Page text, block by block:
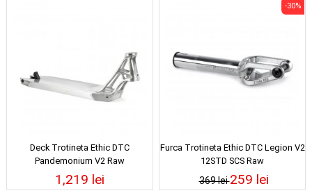
Deck Trotineta Ethic DTC
Pandemonium V2 Raw
1,219 lei
Furca Trotineta Ethic DTC Legion V2
12STD SCS Raw
369 lei
-30%
259 lei